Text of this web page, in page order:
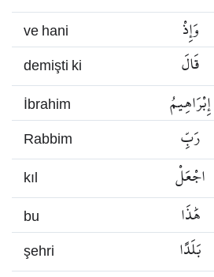
ve hani وَإِذْ
demişti ki قَالَ
İbrahim إِبْرَاهِيمُ
Rabbim رَبِّ
kıl اجْعَلْ
bu هَٰذَا
şehri بَلَدًا